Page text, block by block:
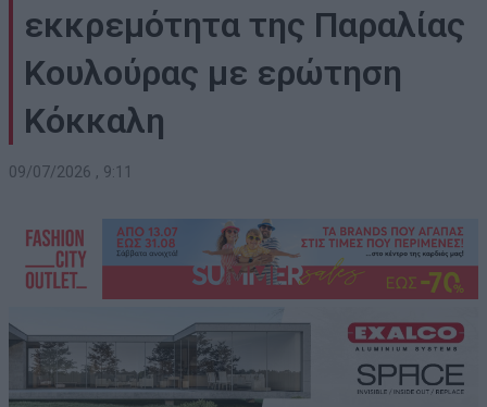
εκκρεμότητα της Παραλίας
Κουλούρας με ερώτηση
Κόκκαλη
09/07/2026 , 9:11